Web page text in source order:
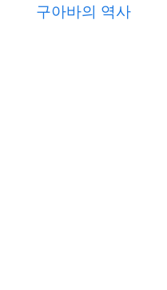
구아바의 역사